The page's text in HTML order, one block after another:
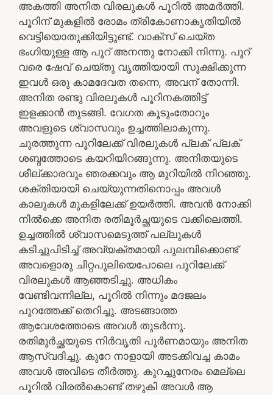
അകത്തി അനിത വിരലുകൾ പൂറിൽ അമർത്തി.
പൂറിന് മുകളിൽ രോമം ത്രികോണാകൃതിയിൽ
വെട്ടിയൊതുക്കിയിട്ടുണ്ട്. വാക്‌സ് ചെയ്ത
ഭംഗിയുള്ള ആ പൂറ് അനന്തു നോക്കി നിന്നു. പൂറ്
വരെ ഷേവ് ചെയ്തു വൃത്തിയായി സൂക്ഷിക്കുന്ന
ഇവൾ ഒരു കാമദേവത തന്നെ, അവന് തോന്നി.
അനിത രണ്ടു വിരലുകൾ പൂറിനകത്തിട്ട്
ഇളക്കാൻ തുടങ്ങി. വേഗത കൂടുംതോറും
അവളുടെ ശ്വാസവും ഉച്ചത്തിലാകുന്നു.
ചുരത്തുന്ന പൂറിലേക്ക് വിരലുകൾ പ്ലക് പ്ലക്
ശബ്ദത്തോടെ കയറിയിറങ്ങുന്നു. അനിതയുടെ
ശീല്ക്കാരവും ഞരക്കവും ആ മുറിയിൽ നിറഞ്ഞു.
ശക്തിയായി ചെയ്യുന്നതിനൊപ്പം അവൾ
കാലുകൾ മുകളിലേക്ക് ഉയർത്തി. അവൻ നോക്കി
നിൽക്കെ അനിത രതിമൂർച്ഛയുടെ വക്കിലെത്തി.
ഉച്ചത്തിൽ ശ്വാസമെടുത്ത് പല്ലുകൾ
കടിച്ചുപിടിച്ച് അവ്യക്തമായി പുലമ്പിക്കൊണ്ട്
അവളൊരു ചീറ്റപുലിയെപോലെ പൂറിലേക്ക്
വിരലുകൾ ആഞ്ഞടിച്ചു. അധികം
വേണ്ടിവന്നില്ല, പൂറിൽ നിന്നും മദജലം
പുറത്തേക്ക് തെറിച്ചു. അടങ്ങാത്ത
ആവേശത്തോടെ അവൾ തുടർന്നു.
രതിമൂർച്ഛയുടെ നിർവൃതി പൂർണമായും അനിത
ആസ്വദിച്ചു. കുറേ നാളായി അടക്കിവച്ച കാമം
അവൾ അവിടെ തീർത്തു. കുറച്ചുനേരം മെല്ലെ
പൂറിൽ വിരൽകൊണ്ട് തഴുകി അവൾ ആ